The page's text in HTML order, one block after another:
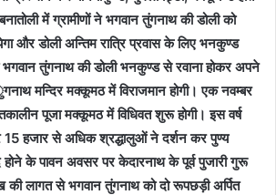
में ग्रामीणों ने भगवान तुंगनाथ की डोली को
और डोली अन्तिम रात्रि प्रवास के लिए भनकुण्ड
तुंगनाथ की डोली भनकुण्ड से रवाना होकर अपने
मन्दिर मक्कूमठ में विराजमान होगी। एक नवम्बर
पूजा मक्कूमठ में विधिवत शुरू होगी। इस वर्ष
हजार से अधिक श्रद्धालुओं ने दर्शन कर पुण्य
होने के पावन अवसर पर केदारनाथ के पूर्व पुजारी गुरू
की लागत से भगवान तुंगनाथ को दो रूपछड़ी अर्पित